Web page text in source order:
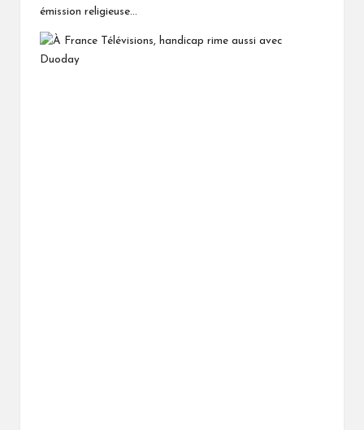
émission religieuse…